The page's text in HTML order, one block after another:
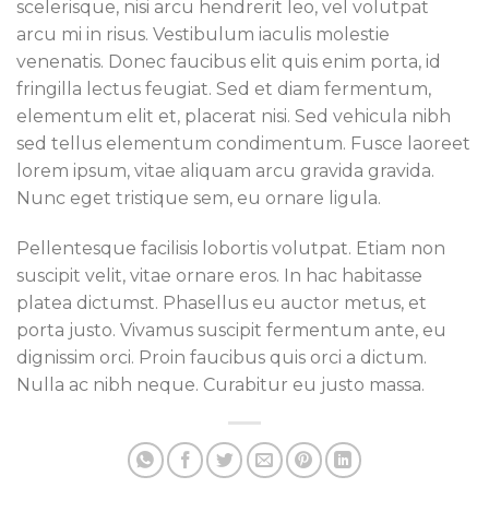
scelerisque, nisi arcu hendrerit leo, vel volutpat
arcu mi in risus. Vestibulum iaculis molestie
venenatis. Donec faucibus elit quis enim porta, id
fringilla lectus feugiat. Sed et diam fermentum,
elementum elit et, placerat nisi. Sed vehicula nibh
sed tellus elementum condimentum. Fusce laoreet
lorem ipsum, vitae aliquam arcu gravida gravida.
Nunc eget tristique sem, eu ornare ligula.
Pellentesque facilisis lobortis volutpat. Etiam non
suscipit velit, vitae ornare eros. In hac habitasse
platea dictumst. Phasellus eu auctor metus, et
porta justo. Vivamus suscipit fermentum ante, eu
dignissim orci. Proin faucibus quis orci a dictum.
Nulla ac nibh neque. Curabitur eu justo massa.